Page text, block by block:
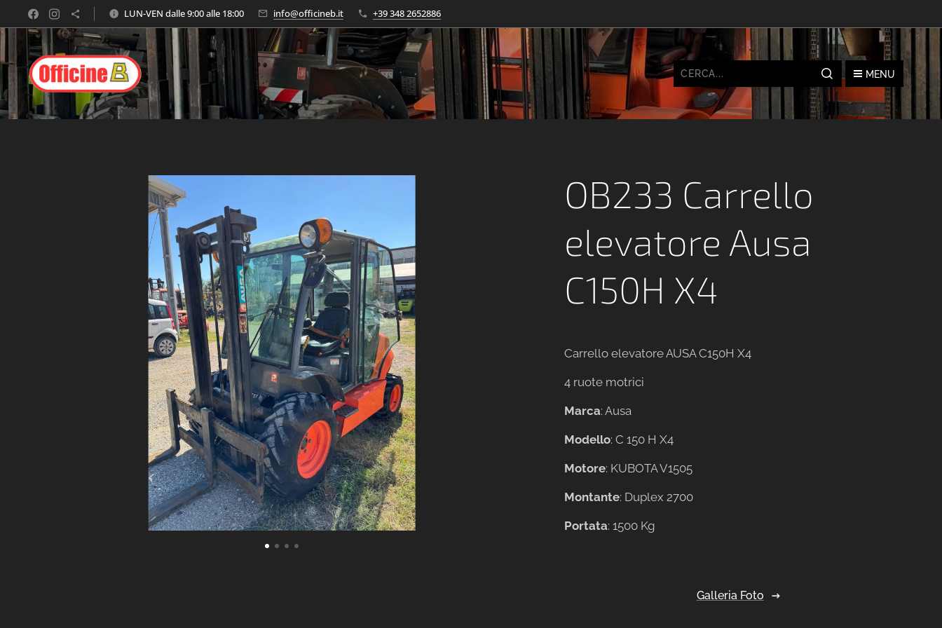
LUN-VEN dalle 9:00 alle 18:00 info@officineb.it +39 348 2652886
MENU
OB233 Carrello
elevatore Ausa
C150H X4
Carrello elevatore AUSA C150H X4
4 ruote motrici
Marca: Ausa
Modello: C 150 H X4
Motore: KUBOTA V1505
Montante: Duplex 2700
Portata: 1500 Kg
Galleria Foto